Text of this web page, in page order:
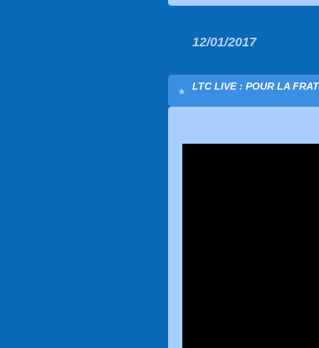
12/01/2017
LTC LIVE : POUR LA